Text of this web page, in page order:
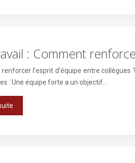
: Comment
l’esprit d’équipe entre
: Une équipe forte a un objectif…